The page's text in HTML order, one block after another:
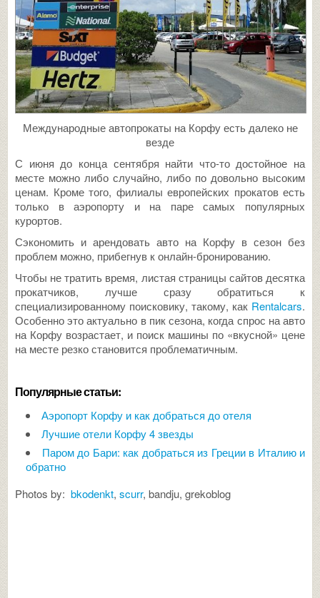
Международные автопрокаты на Корфу есть далеко не
везде
С июня до конца сентября найти что-то достойное на
месте можно либо случайно, либо по довольно высоким
ценам. Кроме того, филиалы европейских прокатов есть
только в аэропорту и на паре самых популярных
курортов.
Сэкономить и арендовать авто на Корфу в сезон без
проблем можно, прибегнув к онлайн-бронированию.
Чтобы не тратить время, листая страницы сайтов десятка
прокатчиков, лучше сразу обратиться к
специализированному поисковику, такому, как Rentalcars.
Особенно это актуально в пик сезона, когда спрос на авто
на Корфу возрастает, и поиск машины по «вкусной» цене
на месте резко становится проблематичным.
Популярные статьи:
Аэропорт Корфу и как добраться до отеля
Лучшие отели Корфу 4 звезды
Паром до Бари: как добраться из Греции в Италию и
обратно
Photos by: bkodenkt, scurr, bandju, grekoblog